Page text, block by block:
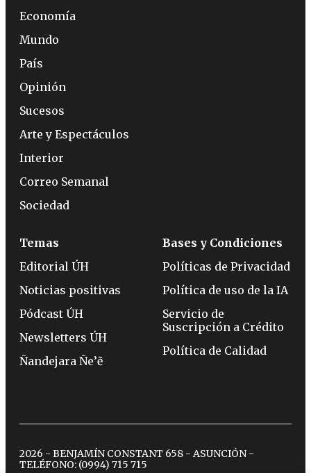
Economía
Mundo
País
Opinión
Sucesos
Arte y Espectáculos
Interior
Correo Semanal
Sociedad
Temas
Editorial ÚH
Noticias positivas
Pódcast ÚH
Newsletters ÚH
Ñandejara Ñe’ẽ
Bases y Condiciones
Políticas de Privacidad
Política de uso de la IA
Servicio de
Suscripción a Crédito
Política de Calidad
2026 - BENJAMÍN CONSTANT 658 - ASUNCIÓN -
TELÉFONO: (0994) 715 715